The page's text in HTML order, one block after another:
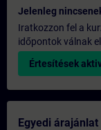
Jelenleg
Iratkozzon fel a
időpontok válnak
Értesítések
Egyedi árajánlat